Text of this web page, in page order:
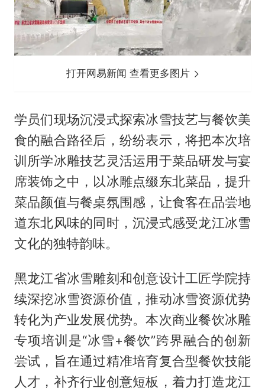
打开网易新闻 查看更多图片
学员们现场沉浸式探索冰雪技艺与餐饮美
食的融合路径后，纷纷表示，将把本次培
训所学冰雕技艺灵活运用于菜品研发与宴
席装饰之中，以冰雕点缀东北菜品，提升
菜品颜值与餐桌氛围感，让食客在品尝地
道东北风味的同时，沉浸式感受龙江冰雪
文化的独特韵味。
黑龙江省冰雪雕刻和创意设计工匠学院持
续深挖冰雪资源价值，推动冰雪资源优势
转化为产业发展优势。本次商业餐饮冰雕
专项培训是“冰雪+餐饮”跨界融合的创新
尝试，旨在通过精准培育复合型餐饮技能
人才，补齐行业创意短板，着力打造龙江